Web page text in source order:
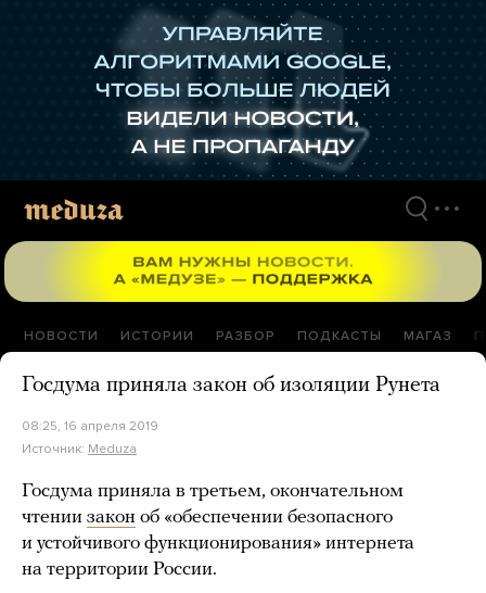
НОВОСТИ ИСТОРИИ РАЗБОР ПОДКАСТЫ МАГАЗ
Госдума приняла закон об изоляции Рунета
08:25, 16 апреля 2019
Источник: Meduza
Госдума приняла в третьем, окончательном
чтении закон об «обеспечении безопасного
и устойчивого функционирования» интернета
на территории России.